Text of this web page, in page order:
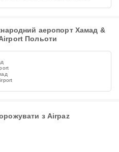
аеропорт Хамад &
Польоти
з Airpaz